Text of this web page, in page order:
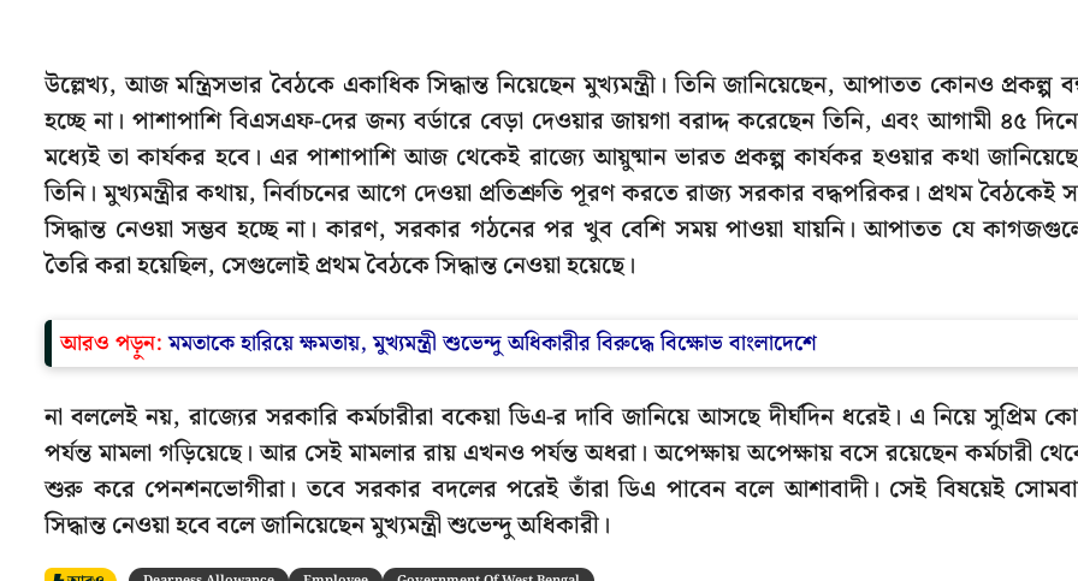
উল্লেখ্য, আজ মন্ত্রিসভার বৈঠকে একাধিক সিদ্ধান্ত নিয়েছেন মুখ্যমন্ত্রী। তিনি জানিয়েছেন, আপাতত কোনও প্রকল্প
হচ্ছে না। পাশাপাশি বিএসএফ-দের জন্য বর্ডারে বেড়া দেওয়ার জায়গা বরাদ্দ করেছেন তিনি, এবং আগামী ৪৫
মধ্যেই তা কার্যকর হবে। এর পাশাপাশি আজ থেকেই রাজ্যে আয়ুষ্মান ভারত প্রকল্প কার্যকর হওয়ার কথা
তিনি। মুখ্যমন্ত্রীর কথায়, নির্বাচনের আগে দেওয়া প্রতিশ্রুতি পূরণ করতে রাজ্য সরকার বদ্ধপরিকর। প্রথম বৈঠকেই
সিদ্ধান্ত নেওয়া সম্ভব হচ্ছে না। কারণ, সরকার গঠনের পর খুব বেশি সময় পাওয়া যায়নি। আপাতত যে
তৈরি করা হয়েছিল, সেগুলোই প্রথম বৈঠকে সিদ্ধান্ত নেওয়া হয়েছে।
আরও পড়ুন:মমতাকে হারিয়ে ক্ষমতায়, মুখ্যমন্ত্রী শুভেন্দু অধিকারীর বিরুদ্ধে বিক্ষোভ বাংলাদেশে
না বললেই নয়, রাজ্যের সরকারি কর্মচারীরা বকেয়া ডিএ-র দাবি জানিয়ে আসছে দীর্ঘদিন ধরেই। এ নিয়ে সুপ্রিম
পর্যন্ত মামলা গড়িয়েছে। আর সেই মামলার রায় এখনও পর্যন্ত অধরা। অপেক্ষায় অপেক্ষায় বসে রয়েছেন কর্মচারী
শুরু করে পেনশনভোগীরা। তবে সরকার বদলের পরেই তাঁরা ডিএ পাবেন বলে আশাবাদী। সেই বিষয়েই
সিদ্ধান্ত নেওয়া হবে বলে জানিয়েছেন মুখ্যমন্ত্রী শুভেন্দু অধিকারী।